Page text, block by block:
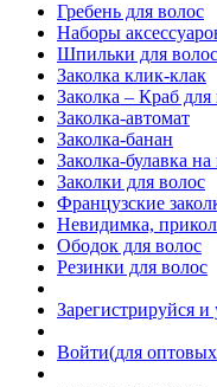
Гребень для волос
Наборы
Шпильки для волос
Заколка клик-клак
Заколка – Краб для
Заколка-автомат
Заколка-банан
Заколка-булавка
Заколки для волос
Французские
Невидимка,
Ободок для волос
Резинки для волос
Зарегистрируйся и
Войти(для